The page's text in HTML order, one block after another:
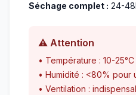
Séchage complet : 24-
⚠️ Attention
• Température : 10-
• Humidité : <80% pour
• Ventilation :